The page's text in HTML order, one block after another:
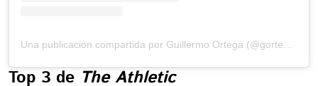
Top 3 de The Athletic